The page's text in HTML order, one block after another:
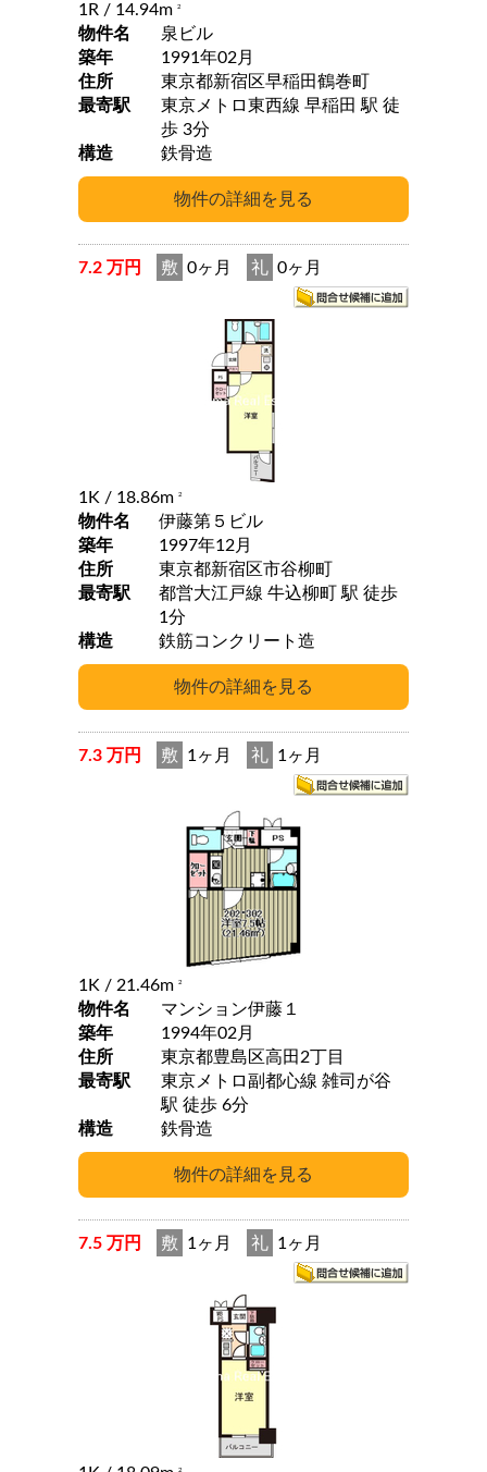
1R / 14.94m 2
物件名
泉ビル
築年
1991年02月
住所
東京都新宿区早稲田鶴巻町
最寄駅
東京メトロ東西線 早稲田 駅 徒
歩 3分
構造
鉄骨造
7.2 万円 敷 0ヶ月 礼 0ヶ月
1K / 18.86m 2
物件名
伊藤第５ビル
築年
1997年12月
住所
東京都新宿区市谷柳町
最寄駅
都営大江戸線 牛込柳町 駅 徒歩
1分
構造
鉄筋コンクリート造
7.3 万円 敷 1ヶ月 礼 1ヶ月
1K / 21.46m 2
物件名
マンション伊藤１
築年
1994年02月
住所
東京都豊島区高田2丁目
最寄駅
東京メトロ副都心線 雑司が谷
駅 徒歩 6分
構造
鉄骨造
7.5 万円 敷 1ヶ月 礼 1ヶ月
2